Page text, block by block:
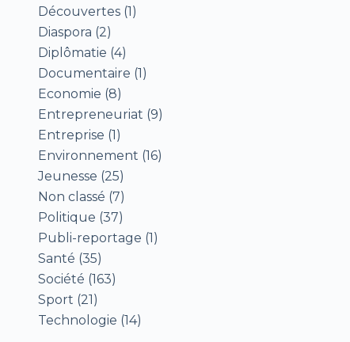
Découvertes (1)
Diaspora (2)
Diplômatie (4)
Documentaire (1)
Economie (8)
Entrepreneuriat (9)
Entreprise (1)
Environnement (16)
Jeunesse (25)
Non classé (7)
Politique (37)
Publi-reportage (1)
Santé (35)
Société (163)
Sport (21)
Technologie (14)